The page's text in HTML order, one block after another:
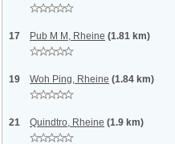
17 Pub M M, Rheine (1.81 km)
19 Woh Ping, Rheine (1.84 km)
21 Quindtro, Rheine (1.9 km)